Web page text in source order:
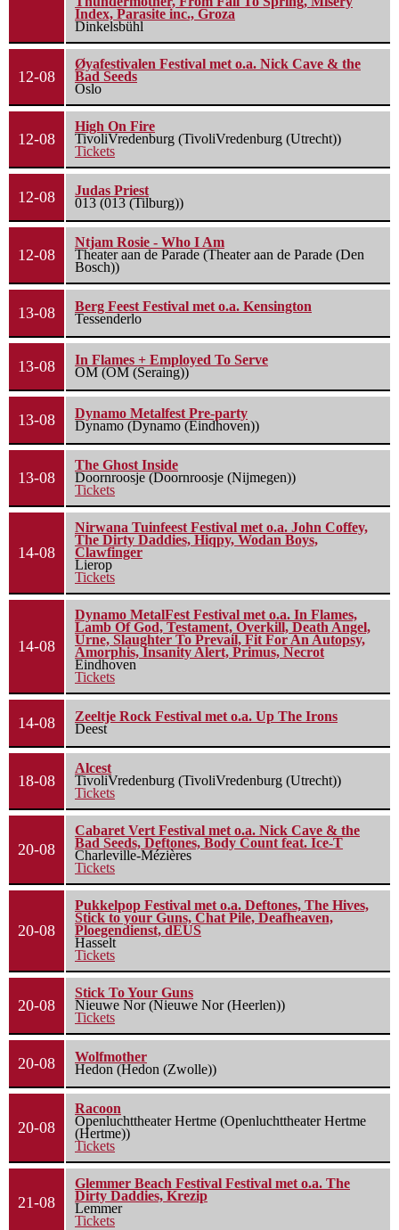
Index, Parasite inc., Groza
Dinkelsbühl
12-08
Øyafestivalen Festival met o.a. Nick Cave & the
Bad Seeds
Oslo
12-08
High On Fire
TivoliVredenburg (TivoliVredenburg (Utrecht))
Tickets
12-08
Judas Priest
013 (013 (Tilburg))
12-08
Ntjam Rosie - Who I Am
Theater aan de Parade (Theater aan de Parade (Den
Bosch))
13-08
Berg Feest Festival met o.a. Kensington
Tessenderlo
13-08
In Flames + Employed To Serve
OM (OM (Seraing))
13-08
Dynamo Metalfest Pre-party
Dynamo (Dynamo (Eindhoven))
13-08
The Ghost Inside
Doornroosje (Doornroosje (Nijmegen))
Tickets
14-08
Nirwana Tuinfeest Festival met o.a. John Coffey,
The Dirty Daddies, Hiqpy, Wodan Boys,
Clawfinger
Lierop
Tickets
14-08
Dynamo MetalFest Festival met o.a. In Flames,
Lamb Of God, Testament, Overkill, Death Angel,
Urne, Slaughter To Prevail, Fit For An Autopsy,
Amorphis, Insanity Alert, Primus, Necrot
Eindhoven
Tickets
14-08
Zeeltje Rock Festival met o.a. Up The Irons
Deest
18-08
Alcest
TivoliVredenburg (TivoliVredenburg (Utrecht))
Tickets
20-08
Cabaret Vert Festival met o.a. Nick Cave & the
Bad Seeds, Deftones, Body Count feat. Ice-T
Charleville-Mézières
Tickets
20-08
Pukkelpop Festival met o.a. Deftones, The Hives,
Stick to your Guns, Chat Pile, Deafheaven,
Ploegendienst, dEUS
Hasselt
Tickets
20-08
Stick To Your Guns
Nieuwe Nor (Nieuwe Nor (Heerlen))
Tickets
20-08
Wolfmother
Hedon (Hedon (Zwolle))
20-08
Racoon
Openluchttheater Hertme (Openluchttheater Hertme
(Hertme))
Tickets
21-08
Glemmer Beach Festival Festival met o.a. The
Dirty Daddies, Krezip
Lemmer
Tickets